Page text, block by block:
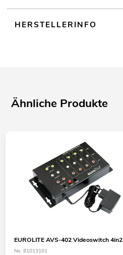
HERSTELLERINFO
Ähnliche Produkte
EUROLITE AVS-402 Videoswitch 4in2
No. 81013101